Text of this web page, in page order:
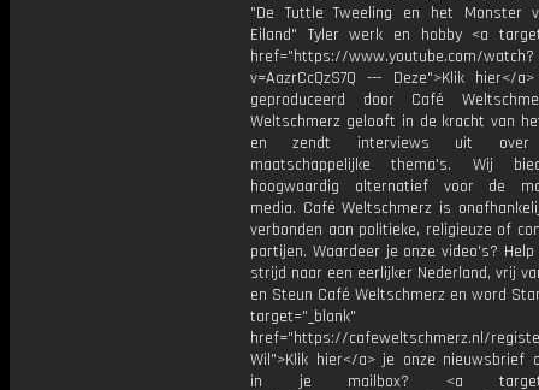
"De Tuttle Tweeling en het Monster
Eiland" Tyler werk en hobby <a
href="https://www.youtube.com/watch?
v=AazrCcQzS7Q --- Deze">Klik hier</
geproduceerd door Café
Weltschmerz gelooft in de kracht van
en zendt interviews uit over
maatschappelijke thema's. Wij
hoogwaardig alternatief voor de
media. Café Weltschmerz is
verbonden aan politieke, religieuze of
partijen. Waardeer je onze video's?
strijd naar een eerlijker Nederland, vrij
en Steun Café Weltschmerz en word
target="_blank"
href="https://cafeweltschmerz.nl/
Wil">Klik hier</a> je onze nieuwsbrief
in je mailbox? <a